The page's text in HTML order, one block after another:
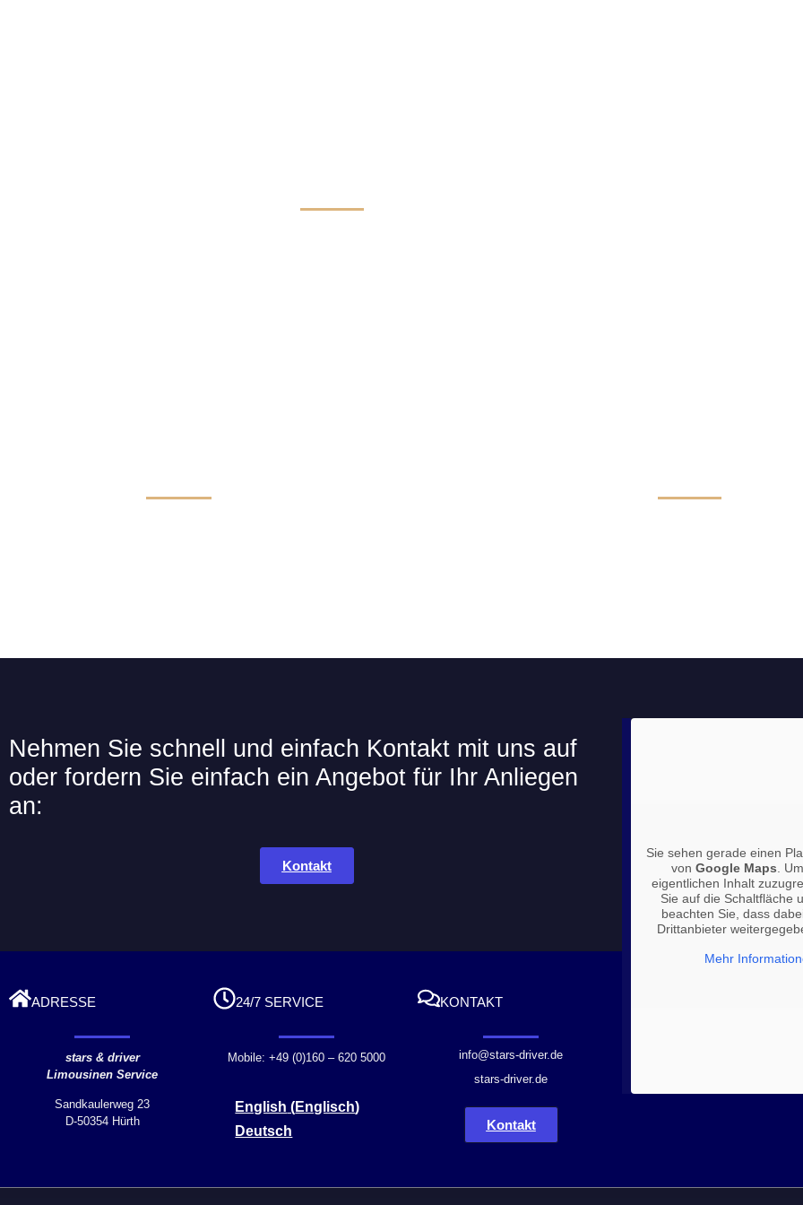
Nehmen Sie schnell und einfach Kontakt mit uns auf
oder fordern Sie einfach ein Angebot für Ihr Anliegen
an:
Kontakt
ADRESSE
stars & driver
Limousinen Service
Sandkaulerweg 23
D-50354 Hürth
24/7 SERVICE
Mobile: +49 (0)160 – 620 5000
English (Englisch)
Deutsch
KONTAKT
info@stars-driver.de
stars-driver.de
Kontakt
Sie sehen gerade einen
von Google Maps .
eigentlichen Inhalt
Sie auf die Schaltfläche
beachten Sie, dass
Drittanbieter
Mehr